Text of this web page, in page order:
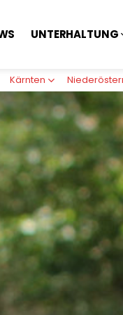
UNTERHALTUNG
Kärnten